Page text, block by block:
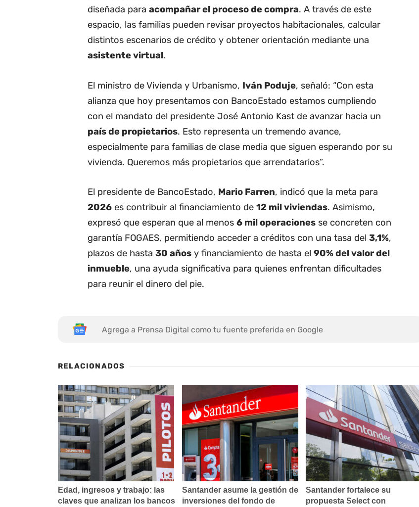
diseñada para acompañar el proceso de compra. A través de este
espacio, las familias pueden revisar proyectos habitacionales, calcular
distintos escenarios de crédito y obtener orientación mediante una
asistente virtual.
El ministro de Vivienda y Urbanismo, Iván Poduje, señaló: “Con esta
alianza que hoy presentamos con BancoEstado estamos cumpliendo
con el mandato del presidente José Antonio Kast de avanzar hacia un
país de propietarios. Esto representa un tremendo avance,
especialmente para familias de clase media que siguen esperando por su
vivienda. Queremos más propietarios que arrendatarios”.
El presidente de BancoEstado, Mario Farren, indicó que la meta para
2026 es contribuir al financiamiento de 12 mil viviendas. Asimismo,
expresó que esperan que al menos 6 mil operaciones se concreten con
garantía FOGAES, permitiendo acceder a créditos con una tasa del 3,1%,
plazos de hasta 30 años y financiamiento de hasta el 90% del valor del
inmueble, una ayuda significativa para quienes enfrentan dificultades
para reunir el dinero del pie.
Agrega a Prensa Digital como tu fuente preferida en Google
RELACIONADOS
Edad, ingresos y trabajo: las
claves que analizan los bancos
Santander asume la gestión de
inversiones del fondo de
Santander fortalece su
propuesta Select con